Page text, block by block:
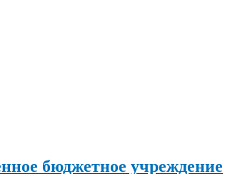
бюджетное учреждение